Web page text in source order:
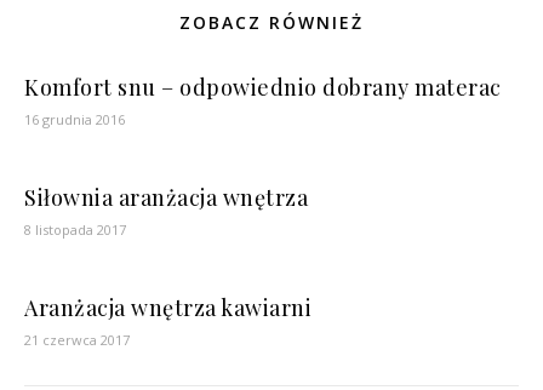
ZOBACZ RÓWNIEŻ
Komfort snu – odpowiednio dobrany materac
16 grudnia 2016
Siłownia aranżacja wnętrza
8 listopada 2017
Aranżacja wnętrza kawiarni
21 czerwca 2017